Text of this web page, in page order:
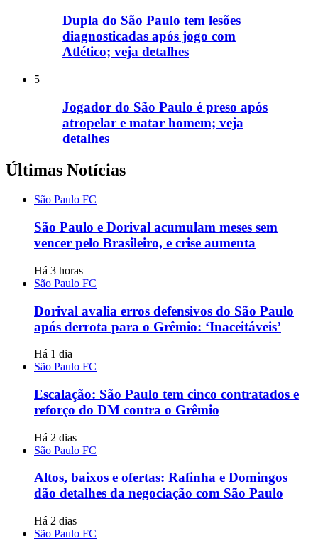
Dupla do São Paulo tem lesões
diagnosticadas após jogo com
Atlético; veja detalhes
5
Jogador do São Paulo é preso após
atropelar e matar homem; veja
detalhes
Últimas Notícias
São Paulo FC
São Paulo e Dorival acumulam meses sem
vencer pelo Brasileiro, e crise aumenta
Há 3 horas
São Paulo FC
Dorival avalia erros defensivos do São Paulo
após derrota para o Grêmio: ‘Inaceitáveis’
Há 1 dia
São Paulo FC
Escalação: São Paulo tem cinco contratados e
reforço do DM contra o Grêmio
Há 2 dias
São Paulo FC
Altos, baixos e ofertas: Rafinha e Domingos
dão detalhes da negociação com São Paulo
Há 2 dias
São Paulo FC